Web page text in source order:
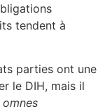
tendent à
parties ont une
le DIH, mais il